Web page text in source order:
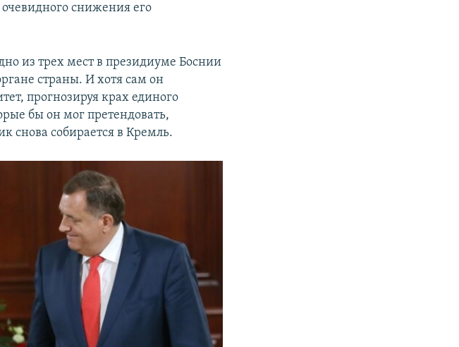
снижения его
из трех мест в президиуме Боснии
страны. И хотя сам он
прогнозируя крах единого
бы он мог претендовать,
снова собирается в Кремль.